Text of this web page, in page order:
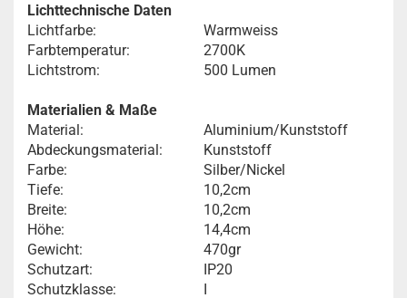
Lichttechnische Daten
Lichtfarbe:
Warmweiss
Farbtemperatur:
2700K
Lichtstrom:
500 Lumen
Materialien & Maße
Material:
Aluminium/Kunststoff
Abdeckungsmaterial:
Kunststoff
Farbe:
Silber/Nickel
Tiefe:
10,2cm
Breite:
10,2cm
Höhe:
14,4cm
Gewicht:
470gr
Schutzart:
IP20
Schutzklasse:
I